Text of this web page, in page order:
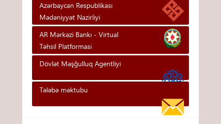
Azərbaycan Respublikası
Mədəniyyət Nazirliyi
AR Mərkəzi Bankı - Vi̇rtual
Təhsi̇l Platformasi
Dövlət Məşğulluq Agentliyi
Tələbə məktubu